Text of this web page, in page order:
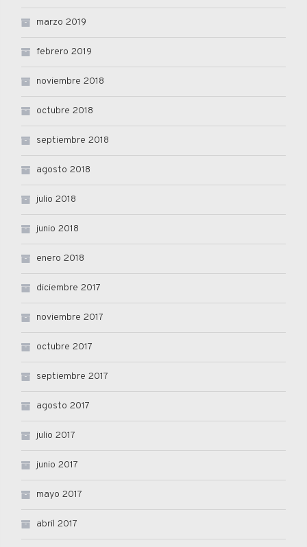
marzo 2019
febrero 2019
noviembre 2018
octubre 2018
septiembre 2018
agosto 2018
julio 2018
junio 2018
enero 2018
diciembre 2017
noviembre 2017
octubre 2017
septiembre 2017
agosto 2017
julio 2017
junio 2017
mayo 2017
abril 2017